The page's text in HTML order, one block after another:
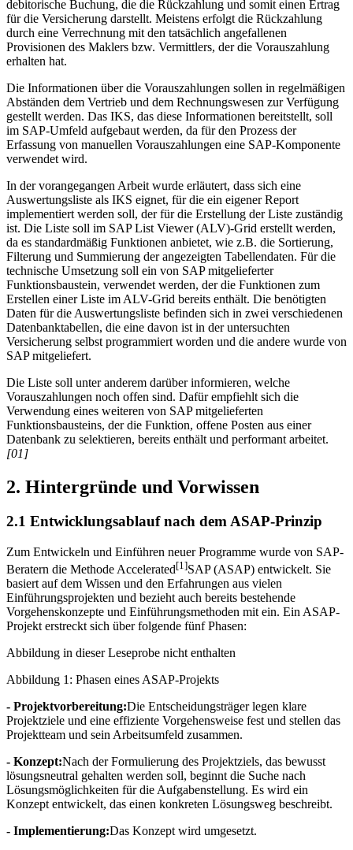
debitorische Buchung, die die Rückzahlung und somit einen Ertrag
für die Versicherung darstellt. Meistens erfolgt die Rückzahlung
durch eine Verrechnung mit den tatsächlich angefallenen
Provisionen des Maklers bzw. Vermittlers, der die Vorauszahlung
erhalten hat.
Die Informationen über die Vorauszahlungen sollen in regelmäßigen
Abständen dem Vertrieb und dem Rechnungswesen zur Verfügung
gestellt werden. Das IKS, das diese Informationen bereitstellt, soll
im SAP-Umfeld aufgebaut werden, da für den Prozess der
Erfassung von manuellen Vorauszahlungen eine SAP-Komponente
verwendet wird.
In der vorangegangen Arbeit wurde erläutert, dass sich eine
Auswertungsliste als IKS eignet, für die ein eigener Report
implementiert werden soll, der für die Erstellung der Liste zuständig
ist. Die Liste soll im SAP List Viewer (ALV)-Grid erstellt werden,
da es standardmäßig Funktionen anbietet, wie z.B. die Sortierung,
Filterung und Summierung der angezeigten Tabellendaten. Für die
technische Umsetzung soll ein von SAP mitgelieferter
Funktionsbaustein, verwendet werden, der die Funktionen zum
Erstellen einer Liste im ALV-Grid bereits enthält. Die benötigten
Daten für die Auswertungsliste befinden sich in zwei verschiedenen
Datenbanktabellen, die eine davon ist in der untersuchten
Versicherung selbst programmiert worden und die andere wurde von
SAP mitgeliefert.
Die Liste soll unter anderem darüber informieren, welche
Vorauszahlungen noch offen sind. Dafür empfiehlt sich die
Verwendung eines weiteren von SAP mitgelieferten
Funktionsbausteins, der die Funktion, offene Posten aus einer
Datenbank zu selektieren, bereits enthält und performant arbeitet.
[01]
2. Hintergründe und Vorwissen
2.1 Entwicklungsablauf nach dem ASAP-Prinzip
Zum Entwickeln und Einführen neuer Programme wurde von SAP-
Beratern die Methode Accelerated[1]SAP (ASAP) entwickelt. Sie
basiert auf dem Wissen und den Erfahrungen aus vielen
Einführungsprojekten und bezieht auch bereits bestehende
Vorgehenskonzepte und Einführungsmethoden mit ein. Ein ASAP-
Projekt erstreckt sich über folgende fünf Phasen:
Abbildung in dieser Leseprobe nicht enthalten
Abbildung 1: Phasen eines ASAP-Projekts
- Projektvorbereitung:Die Entscheidungsträger legen klare
Projektziele und eine effiziente Vorgehensweise fest und stellen das
Projektteam und sein Arbeitsumfeld zusammen.
- Konzept:Nach der Formulierung des Projektziels, das bewusst
lösungsneutral gehalten werden soll, beginnt die Suche nach
Lösungsmöglichkeiten für die Aufgabenstellung. Es wird ein
Konzept entwickelt, das einen konkreten Lösungsweg beschreibt.
- Implementierung:Das Konzept wird umgesetzt.